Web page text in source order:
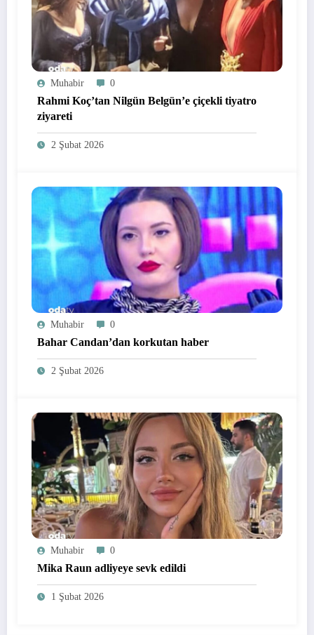
Muhabir 0
Rahmi Koç’tan Nilgün Belgün’e çiçekli tiyatro
ziyareti
2 Şubat 2026
Muhabir 0
Bahar Candan’dan korkutan haber
2 Şubat 2026
Muhabir 0
Mika Raun adliyeye sevk edildi
1 Şubat 2026